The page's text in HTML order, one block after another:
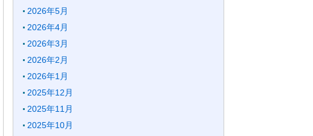
2026年5月
2026年4月
2026年3月
2026年2月
2026年1月
2025年12月
2025年11月
2025年10月